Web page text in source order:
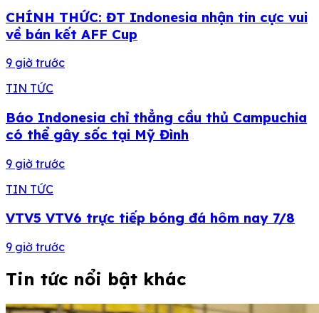
CHÍNH THỨC: ĐT Indonesia nhận tin cực vui
về bán kết AFF Cup
9 giờ trước
TIN TỨC
Báo Indonesia chỉ thẳng cầu thủ Campuchia
có thể gây sốc tại Mỹ Đình
9 giờ trước
TIN TỨC
VTV5 VTV6 trực tiếp bóng đá hôm nay 7/8
9 giờ trước
Tin tức nổi bật khác